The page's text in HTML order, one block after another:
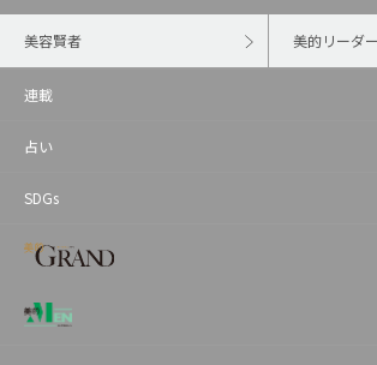
美容賢者 美的リーダ
連載
占い
SDGs